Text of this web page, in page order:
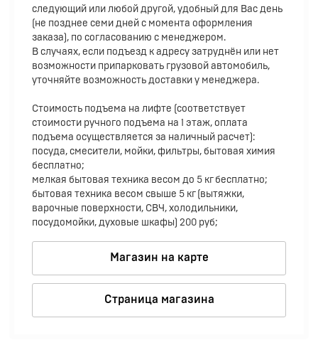
следующий или любой другой, удобный для Вас день
(не позднее семи дней с момента оформления
заказа), по согласованию с менеджером.
В случаях, если подъезд к адресу затруднён или нет
возможности припарковать грузовой автомобиль,
уточняйте возможность доставки у менеджера.
Стоимость подъема на лифте (соответствует
стоимости ручного подъема на 1 этаж, оплата
подъема осуществляется за наличный расчет):
посуда, смесители, мойки, фильтры, бытовая химия
бесплатно;
мелкая бытовая техника весом до 5 кг бесплатно;
бытовая техника весом свыше 5 кг (вытяжки,
варочные поверхности, СВЧ, холодильники,
посудомойки, духовые шкафы) 200 руб;
Магазин на карте
Страница магазина